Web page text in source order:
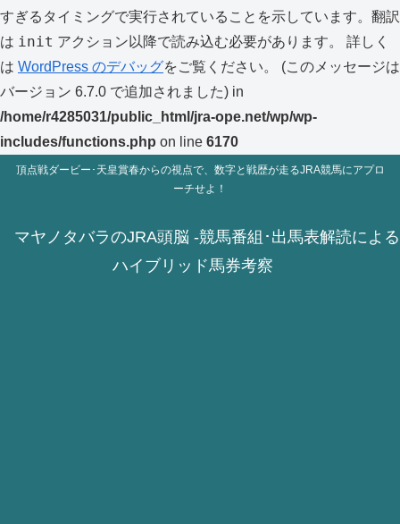
すぎるタイミングで実行されていることを示しています。翻訳
は init アクション以降で読み込む必要があります。 詳しく
は WordPress のデバッグをご覧ください。 (このメッセージは
バージョン 6.7.0 で追加されました) in
/home/r4285031/public_html/jra-ope.net/wp/wp-
includes/functions.php on line 6170
頂点戦ダービー･天皇賞春からの視点で、数字と戦歴が走るJRA競馬にアプロ
ーチせよ！
マヤノタバラのJRA頭脳 -競馬番組･出馬表解読による
ハイブリッド馬券考察